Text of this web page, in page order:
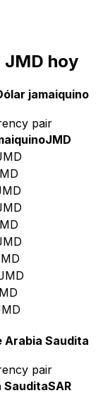
JMD hoy
jamaiquino
pair
JMD
Arabia Saudita
pair
SauditaSAR